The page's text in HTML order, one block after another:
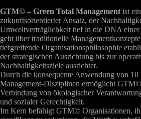
GTM© – Green Total Management ist
zukunftsorientierter Ansatz, der
Umweltverträglichkeit tief in die DNA einer
geht über traditionelle
tiefgreifende Organisationsphilosophie
der strategischen Ausrichtung bis zur
Nachhaltigkeitsziele ausrichtet.
Durch die konsequente Anwendung von
Management-Disziplinen ermöglicht
Verbindung von ökologischer
und sozialer Gerechtigkeit.
Im Kern befähigt GTM© Organisationen,